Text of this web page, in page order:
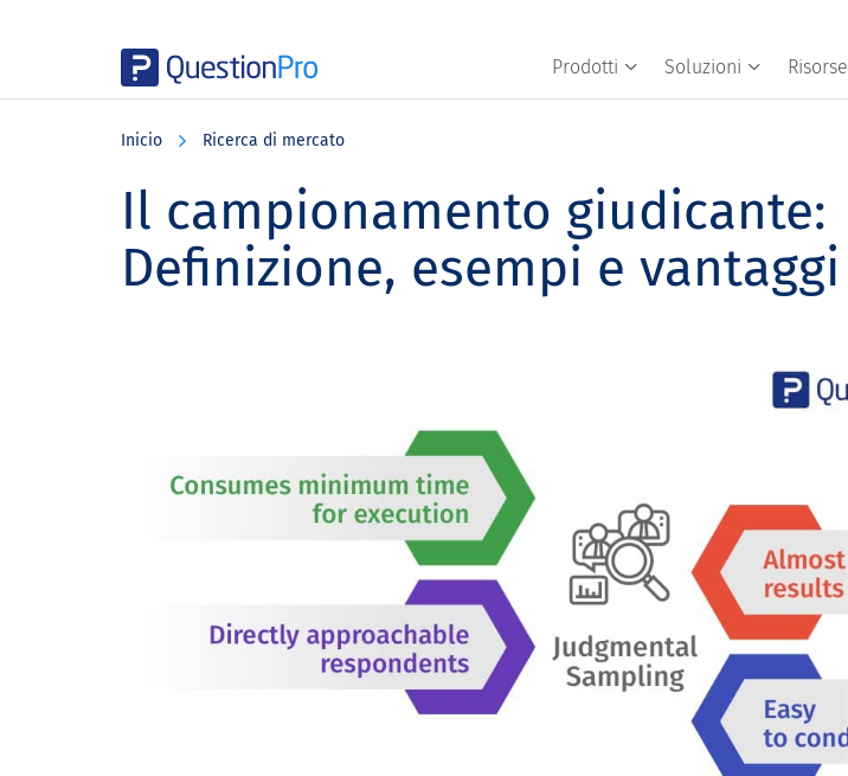
Prodotti Soluzioni Risorse
Inicio Ricerca di mercato
Il campionamento giudicante:
Definizione, esempi e vantaggi